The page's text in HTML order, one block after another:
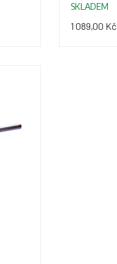
SKLADEM
1 089,00 Kč